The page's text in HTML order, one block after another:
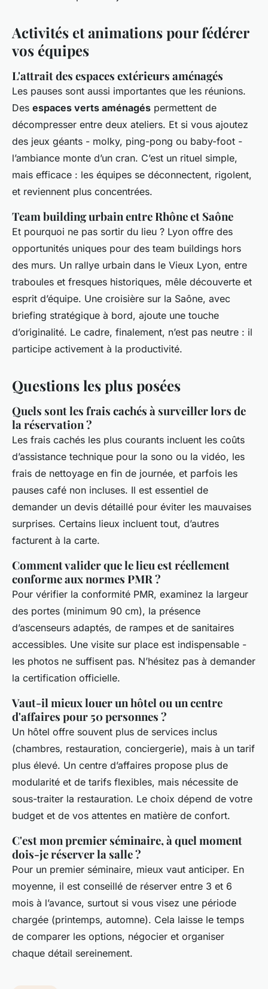
Activités et animations pour fédérer
vos équipes
L'attrait des espaces extérieurs aménagés
Les pauses sont aussi importantes que les réunions.
Des espaces verts aménagés permettent de
décompresser entre deux ateliers. Et si vous ajoutez
des jeux géants - molky, ping-pong ou baby-foot -
l’ambiance monte d’un cran. C’est un rituel simple,
mais efficace : les équipes se déconnectent, rigolent,
et reviennent plus concentrées.
Team building urbain entre Rhône et Saône
Et pourquoi ne pas sortir du lieu ? Lyon offre des
opportunités uniques pour des team buildings hors
des murs. Un rallye urbain dans le Vieux Lyon, entre
traboules et fresques historiques, mêle découverte et
esprit d’équipe. Une croisière sur la Saône, avec
briefing stratégique à bord, ajoute une touche
d’originalité. Le cadre, finalement, n’est pas neutre : il
participe activement à la productivité.
Questions les plus posées
Quels sont les frais cachés à surveiller lors de
la réservation ?
Les frais cachés les plus courants incluent les coûts
d’assistance technique pour la sono ou la vidéo, les
frais de nettoyage en fin de journée, et parfois les
pauses café non incluses. Il est essentiel de
demander un devis détaillé pour éviter les mauvaises
surprises. Certains lieux incluent tout, d’autres
facturent à la carte.
Comment valider que le lieu est réellement
conforme aux normes PMR ?
Pour vérifier la conformité PMR, examinez la largeur
des portes (minimum 90 cm), la présence
d’ascenseurs adaptés, de rampes et de sanitaires
accessibles. Une visite sur place est indispensable -
les photos ne suffisent pas. N’hésitez pas à demander
la certification officielle.
Vaut-il mieux louer un hôtel ou un centre
d'affaires pour 50 personnes ?
Un hôtel offre souvent plus de services inclus
(chambres, restauration, conciergerie), mais à un tarif
plus élevé. Un centre d’affaires propose plus de
modularité et de tarifs flexibles, mais nécessite de
sous-traiter la restauration. Le choix dépend de votre
budget et de vos attentes en matière de confort.
C'est mon premier séminaire, à quel moment
dois-je réserver la salle ?
Pour un premier séminaire, mieux vaut anticiper. En
moyenne, il est conseillé de réserver entre 3 et 6
mois à l’avance, surtout si vous visez une période
chargée (printemps, automne). Cela laisse le temps
de comparer les options, négocier et organiser
chaque détail sereinement.